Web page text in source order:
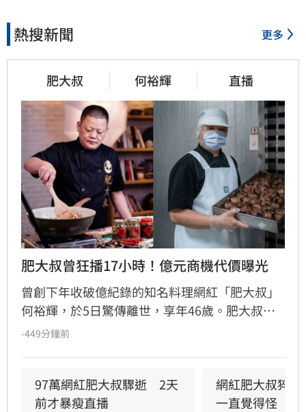
熱搜新聞 更多
肥大叔 何裕輝 直播
肥大叔曾狂播17小時！億元商機代價曝光
曾創下年收破億紀錄的知名料理網紅「肥大叔」
何裕輝，於5日驚傳離世，享年46歲。肥大叔非
科班出身，憑藉親切風格從直播起家，成功打造
紀錄，凡事親力親為導致身體負荷過大。粉絲回
顧他生前最後一次直播，發現其身形消瘦且氣色
-449分鐘前
97萬網紅肥大叔驟逝　2天
前才暴瘦直播
網紅肥大叔猝
一直覺得怪